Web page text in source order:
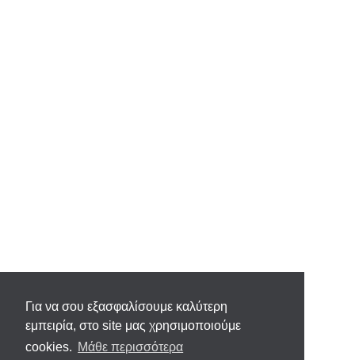
Για να σου εξασφαλίσουμε καλύτερη
εμπειρία, στο site μας χρησιμοποιούμε
cookies. Μάθε περισσότερα